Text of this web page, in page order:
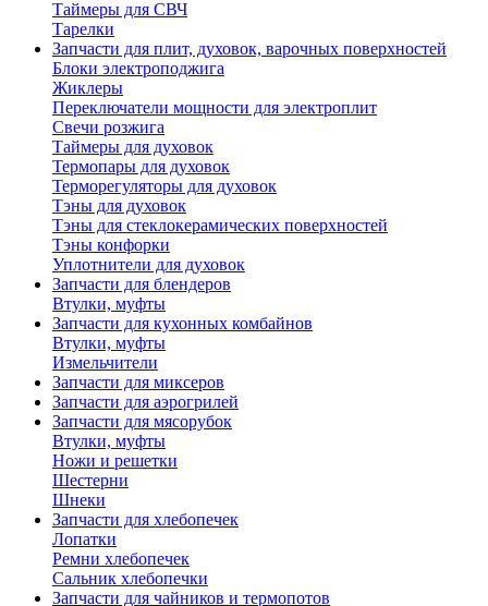
Таймеры для СВЧ
Тарелки
Запчасти для плит, духовок, варочных поверхностей
Блоки электроподжига
Жиклеры
Переключатели мощности для электроплит
Свечи розжига
Таймеры для духовок
Термопары для духовок
Терморегуляторы для духовок
Тэны для духовок
Тэны для стеклокерамических поверхностей
Тэны конфорки
Уплотнители для духовок
Запчасти для блендеров
Втулки, муфты
Запчасти для кухонных комбайнов
Втулки, муфты
Измельчители
Запчасти для миксеров
Запчасти для аэрогрилей
Запчасти для мясорубок
Втулки, муфты
Ножи и решетки
Шестерни
Шнеки
Запчасти для хлебопечек
Лопатки
Ремни хлебопечек
Сальник хлебопечки
Запчасти для чайников и термопотов